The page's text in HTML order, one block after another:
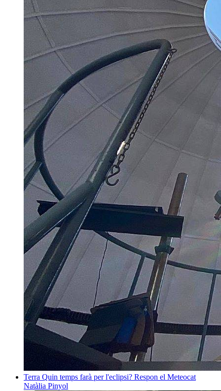
Terra Quin temps farà per l'eclipsi? Respon el Meteocat
Natàlia Pinyol